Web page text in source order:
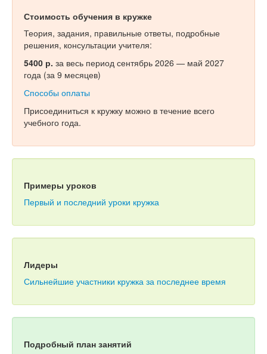
Стоимость обучения в кружке
Теория, задания, правильные ответы, подробные
решения, консультации учителя:
5400 р. за весь период сентябрь 2026 — май 2027
года (за 9 месяцев)
Способы оплаты
Присоединиться к кружку можно в течение всего
учебного года.
Примеры уроков
Первый и последний уроки кружка
Лидеры
Сильнейшие участники кружка за последнее время
Подробный план занятий